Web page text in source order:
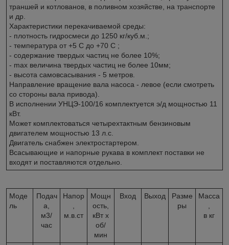
траншей и котлованов, в поливном хозяйстве, на транспорте
и др.
Характеристики перекачиваемой среды:
- плотность гидросмеси до 1250 кг/куб.м.;
- температура от +5 С до +70 С ;
- содержание твердых частиц не более 10%;
- max величина твердых частиц не более 10мм;
- высота самовсасывания - 5 метров.
Направление вращение вала насоса - левое (если смотреть
со стороны вала привода).
В исполнении УНЦЭ-100/16 комплектуется э/д мощностью 11
кВт.
Может комплектоваться четырехтактным бензиновым
двигателем мощностью 13 л.с.
Двигатель снабжен электростартером.
Всасывающие и напорные рукава в комплект поставки не
входят и поставляются отдельно.
Моде
ль
Подач
а,
м3/
час
Напор
м.в.ст
Мощн
ость,
кВт x
об/
мин
Вход Выход
Разме
ры
Масса
в кг